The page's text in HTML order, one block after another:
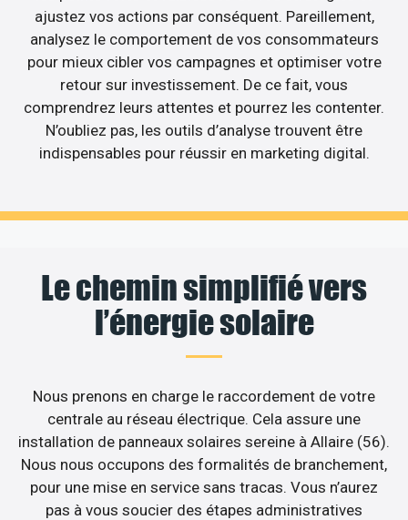
ajustez vos actions par conséquent. Pareillement,
analysez le comportement de vos consommateurs
pour mieux cibler vos campagnes et optimiser votre
retour sur investissement. De ce fait, vous
comprendrez leurs attentes et pourrez les contenter.
N’oubliez pas, les outils d’analyse trouvent être
indispensables pour réussir en marketing digital.
Le chemin simplifié vers
l’énergie solaire
Nous prenons en charge le raccordement de votre
centrale au réseau électrique. Cela assure une
installation de panneaux solaires sereine à Allaire (56).
Nous nous occupons des formalités de branchement,
pour une mise en service sans tracas. Vous n’aurez
pas à vous soucier des étapes administratives